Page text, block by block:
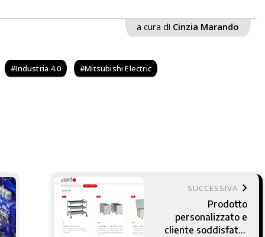
a cura di Cinzia Marando
Industria 4.0 Mitsubishi Electric
SUCCESSIVA keyboard_arrow_right
Prodotto
personalizzato e
cliente soddisfatto